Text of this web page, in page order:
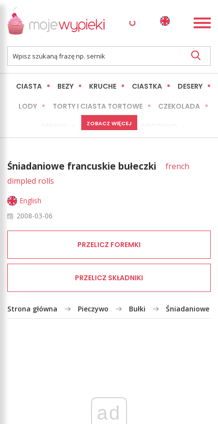
CIASTA BEZY KRUCHE CIASTKA DESERY
LODY TORTY I CIASTA TORTOWE CZEKOLADA
MINI WYPIEKI
LŻEJSZE / ZDROWSZE INNE
ZOBACZ WIĘCEJ
Śniadaniowe francuskie bułeczki
french
dimpled rolls
English
2008-03-06
PRZELICZ FOREMKI
PRZELICZ SKŁADNIKI
Strona główna Pieczywo Bułki Śniadaniowe
ad